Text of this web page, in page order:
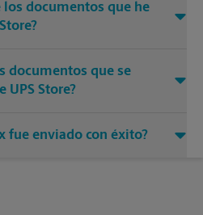
los documentos que he
destruir.
documentos que se
UPS Store?
hable con los asociados para
fue enviado con éxito?